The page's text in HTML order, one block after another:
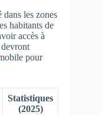
les zones
habitants de
accès à
devront
pour
Statistiques
(2025)